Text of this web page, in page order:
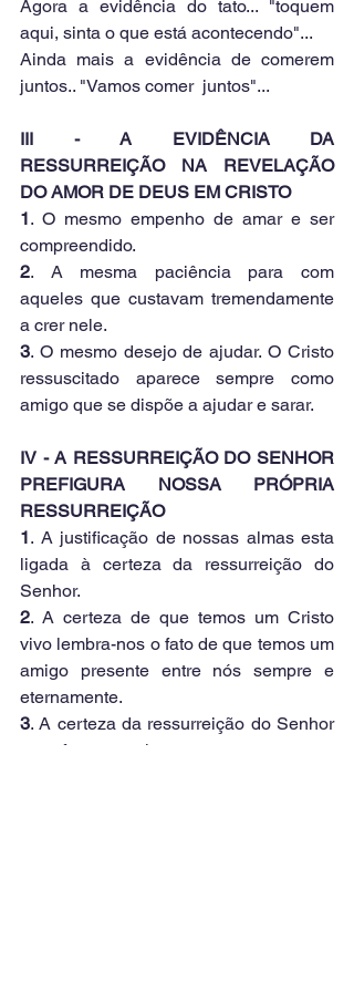
Agora a evidência do tato... "toquem
aqui, sinta o que está acontecendo"...
Ainda mais a evidência de comerem
juntos.. "Vamos comer  juntos"...
III - A EVIDÊNCIA DA
RESSURREIÇÃO NA REVELAÇÃO
DO AMOR DE DEUS EM CRISTO
1. O mesmo empenho de amar e ser
compreendido.
2. A mesma paciência para com
aqueles que custavam tremendamente
a crer nele.
3. O mesmo desejo de ajudar. O Cristo
ressuscitado aparece sempre como
amigo que se dispõe a ajudar e sarar.
IV - A RESSURREIÇÃO DO SENHOR
PREFIGURA NOSSA PRÓPRIA
RESSURREIÇÃO
1. A justificação de nossas almas esta
ligada à certeza da ressurreição do
Senhor.
2. A certeza de que temos um Cristo
vivo lembra-nos o fato de que temos um
amigo presente entre nós sempre e
eternamente.
3. A certeza da ressurreição do Senhor
nos faz conscientes que temos um